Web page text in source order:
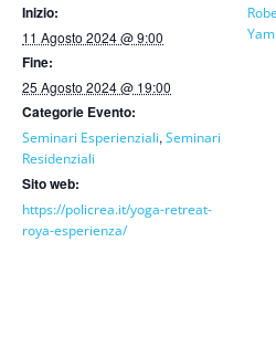
Inizio:
11 Agosto 2024 @ 9:00
Fine:
25 Agosto 2024 @ 19:00
Categorie Evento:
Seminari Esperienziali, Seminari
Residenziali
Sito web:
https://policrea.it/yoga-retreat-
roya-esperienza/